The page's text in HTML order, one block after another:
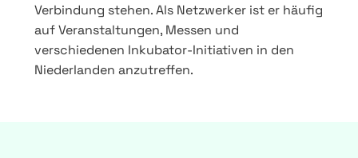
Verbindung stehen. Als Netzwerker ist er häufig
auf Veranstaltungen, Messen und
verschiedenen Inkubator-Initiativen in den
Niederlanden anzutreffen.